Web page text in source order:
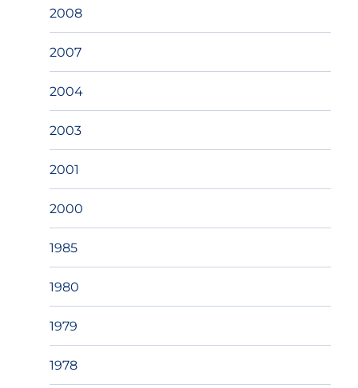
2008
2007
2004
2003
2001
2000
1985
1980
1979
1978